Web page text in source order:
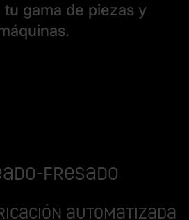
tu gama de piezas y
fresado
automatizada